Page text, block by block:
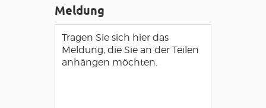
Meldung